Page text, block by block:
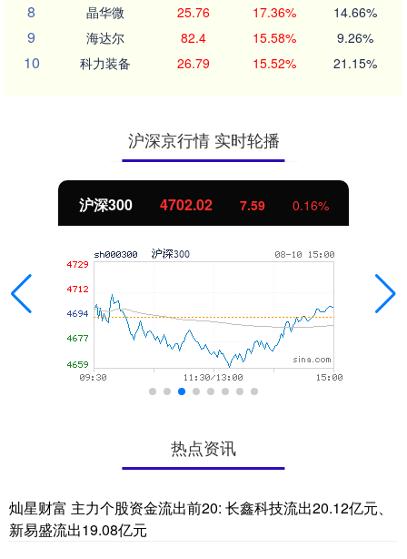
8 晶华微 25.76 17.36% 14.66%
9 海达尔 82.4 15.58% 9.26%
10 科力装备 26.79 15.52% 21.15%
沪深京行情 实时轮播
北证50 1122.88 -11.37 -1.00%
热点资讯
灿星财富 主力个股资金流出前20: 长鑫科技流出20.12亿元、
新易盛流出19.08亿元